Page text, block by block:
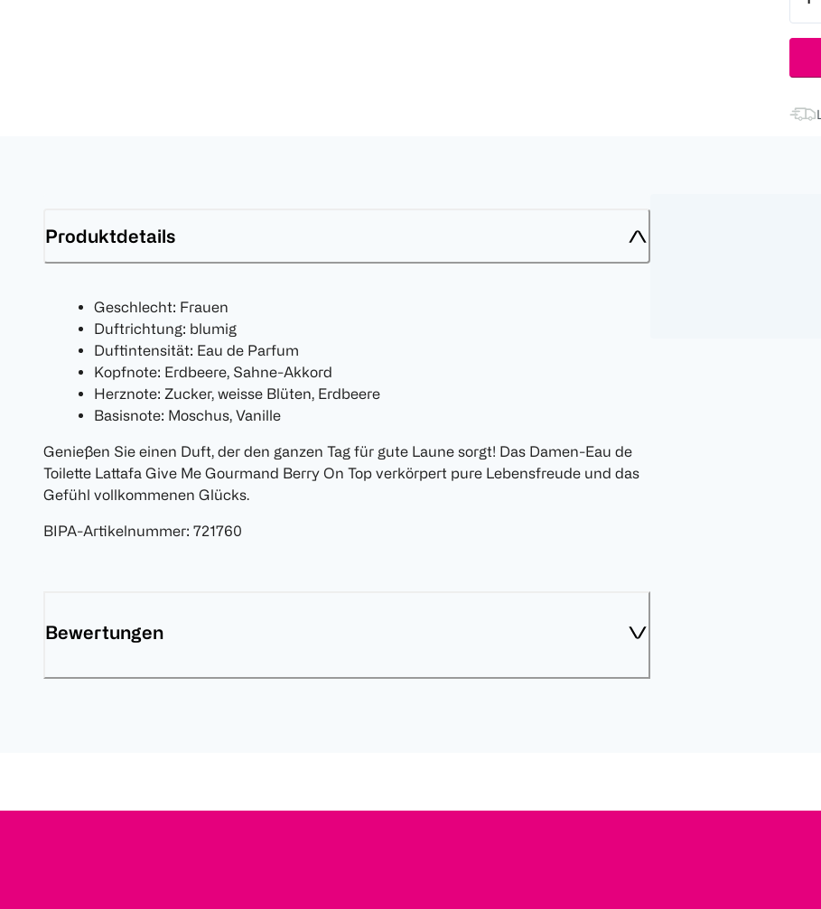
Produktdetails
Geschlecht: Frauen
Duftrichtung: blumig
Duftintensität: Eau de Parfum
Kopfnote: Erdbeere, Sahne-Akkord
Herznote: Zucker, weisse Blüten, Erdbeere
Basisnote: Moschus, Vanille
Genießen Sie einen Duft, der den ganzen Tag für gute Laune sorgt! Das Damen-Eau de
Toilette Lattafa Give Me Gourmand Berry On Top verkörpert pure Lebensfreude und das
Gefühl vollkommenen Glücks.
BIPA-Artikelnummer: 721760
Bewertungen